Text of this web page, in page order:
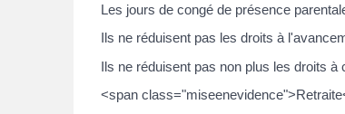
Les jours de congé de présence
Ils ne réduisent pas les droits à
Ils ne réduisent pas non plus les droits à
<span